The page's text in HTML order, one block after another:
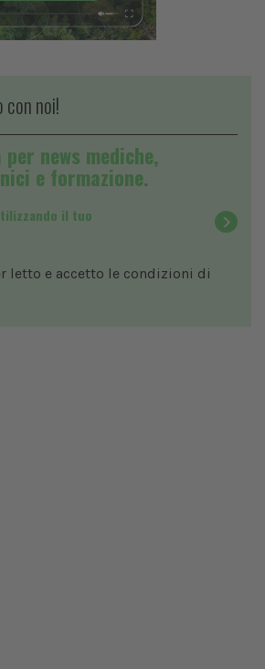
noi!
news mediche,
e formazione.
il tuo
letto e accetto le condizioni di